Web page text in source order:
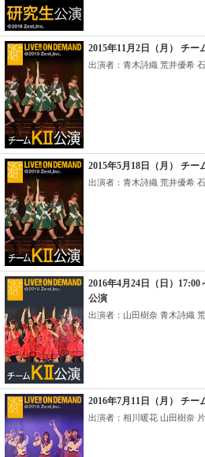
2015年11月2日（月） チ
出演者：青木詩織 荒井優希 石
2015年5月18日（月） チ
出演者：青木詩織 荒井優希 石
2016年4月24日（日）
公演
出演者：山田樹奈 青木詩織 荒
2016年7月11日（月） チ
出演者：相川暖花 山田樹奈 片